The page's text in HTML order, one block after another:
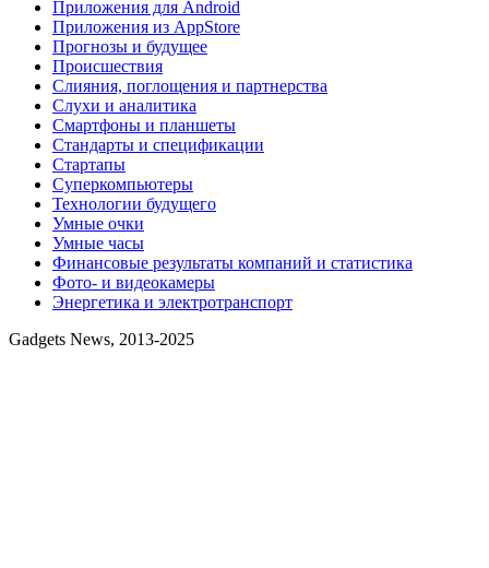
Приложения для Android
Приложения из AppStore
Прогнозы и будущее
Происшествия
Слияния, поглощения и партнерства
Слухи и аналитика
Смартфоны и планшеты
Стандарты и спецификации
Стартапы
Суперкомпьютеры
Технологии будущего
Умные очки
Умные часы
Финансовые результаты компаний и статистика
Фото- и видеокамеры
Энергетика и электротранспорт
Gadgets News, 2013-2025